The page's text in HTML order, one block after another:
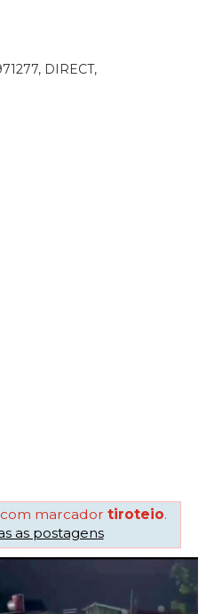
DIRECT,
marcador tiroteio.
as postagens